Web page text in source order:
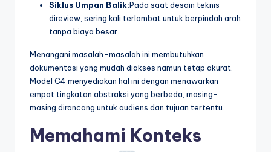
Siklus Umpan Balik:Pada saat desain teknis
direview, sering kali terlambat untuk berpindah arah
tanpa biaya besar.
Menangani masalah-masalah ini membutuhkan
dokumentasi yang mudah diakses namun tetap akurat.
Model C4 menyediakan hal ini dengan menawarkan
empat tingkatan abstraksi yang berbeda, masing-
masing dirancang untuk audiens dan tujuan tertentu.
Memahami Konteks